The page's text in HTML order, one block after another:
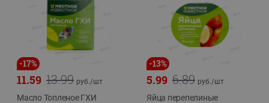
-17%
13.99
11.59 руб./шт
Масло Топленое ГХИ
-13%
6.89
5.99 руб./шт
Яйца перепелиные